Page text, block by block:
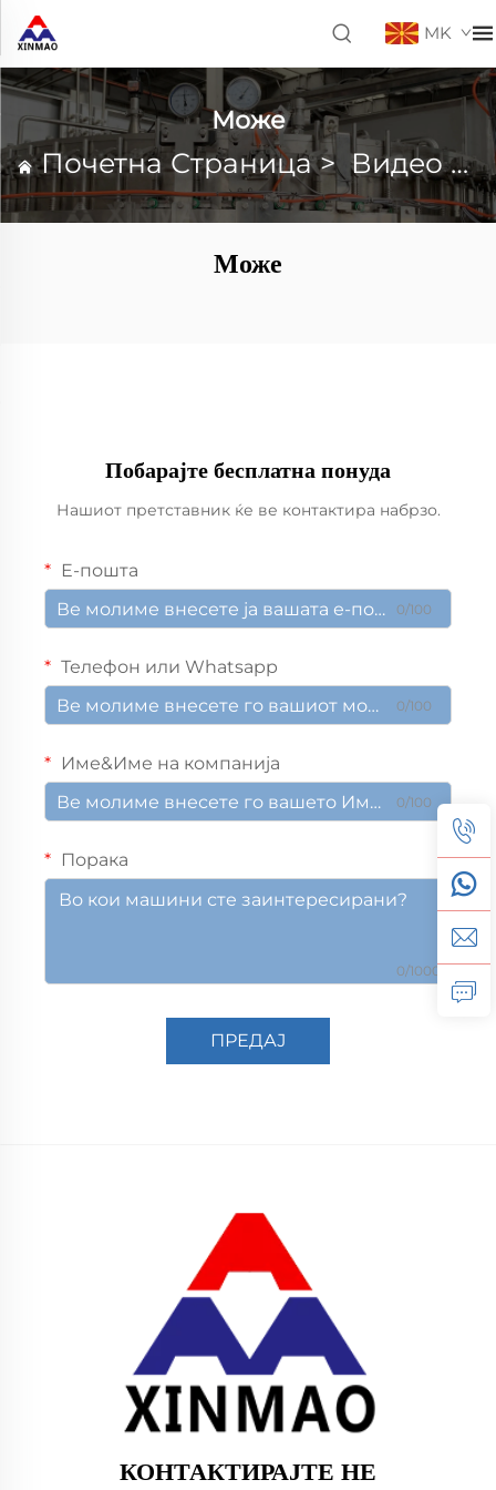
MK
Може
Почетна Страница>Видео снимки
Може
Побарајте бесплатна понуда
Нашиот претставник ќе ве контактира набрзо.
Е-пошта
0/100
Телефон или Whatsapp
0/100
Име&Име на компанија
0/100
Порака
0/1000
ПРЕДАЈ
КОНТАКТИРАЈТЕ НЕ